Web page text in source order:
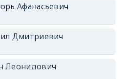
Афанасьевич
Дмитриевич
Леонидович